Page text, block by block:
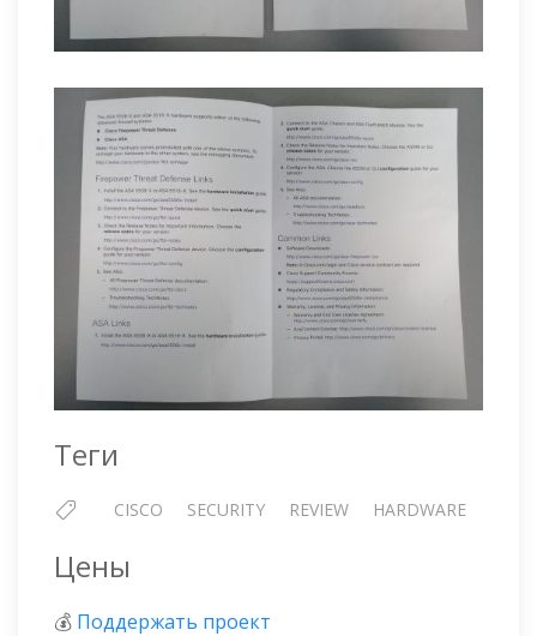
Теги
CISCO SECURITY REVIEW HARDWARE
Цены
💰 Поддержать проект